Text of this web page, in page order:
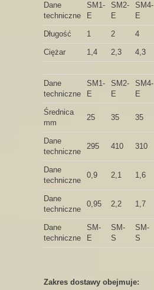
Dane
techniczne
SM1-
E
SM2-
E
SM4-
E
Długość 1 2 4
Ciężar 1,4 2,3 4,3
Dane
techniczne
SM1-
E
SM2-
E
SM4-
E
Średnica
mm
25 35 35
Dane
techniczne
295 410 310
Dane
techniczne
0,9 2,1 1,6
Dane
techniczne
0,95 2,2 1,7
Dane
techniczne
SM-
E
SM-
S
SM-
S
Zakres dostawy obejmuje: